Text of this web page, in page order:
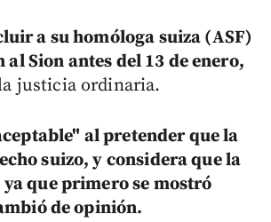
a su homóloga suiza (ASF)
Sion antes del 13 de enero,
justicia ordinaria.
al pretender que la
suizo, y considera que la
que primero se mostró
de opinión.